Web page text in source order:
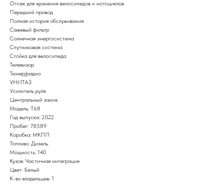
Отсек для хранения велосипедов и мотоциклов
Передний привод
Полная история обслуживания
Сажевый фильтр
Солнечная энергосистема
Спутниковая система
Стойка для велосипеда
Телевизор
Тюнер/радио
УНИТАЗ
Усилитель руля
Центральный замок
Модель: T68
Год выпуска: 2022
Пробег: 78589
Коробка: МКПП
Топливо: Дизель
Мощность: 140
Кузов: Частичная интеграция
Цвет: Белый
К-во владельцев: 1